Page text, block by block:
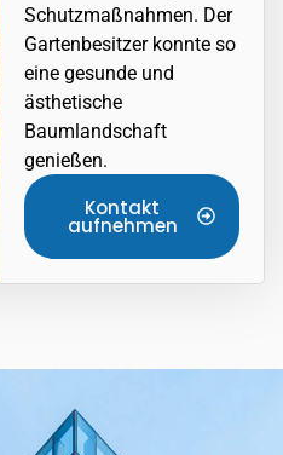
Schutzmaßnahmen. Der
Gartenbesitzer konnte so
eine gesunde und
ästhetische
Baumlandschaft
genießen.
Kontakt
aufnehmen